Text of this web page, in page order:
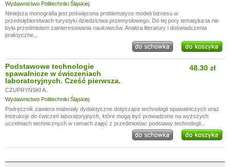
Wydawnictwo Politechniki Śląskiej
Niniejsza monografia jest poświęcona problematyce modeli biznesu w
przedsiębiorstwach turystyki dziedzictwa przemysłowego. Do tej pory tematyka ta nie
była przedmiotem zainteresowania naukowców. Analiza literatury i doświadczenia
praktyczne...
Podstawowe technologie
spawalnicze w ćwiczeniach
laboratoryjnych. Cześć pierwsza.
CZUPRYŃSKI A.
Wydawnictwo Politechniki Śląskiej
48.30 zł
Podręcznik zawiera materiały dydaktyczne dotyczące technologii spawalniczych oraz
instrukcje do ćwiczeń laboratoryjnych, które mogą być prowadzone na wyższych
uczelniach technicznych w ramach zajęć z przedmiotów: podstawy technologii...